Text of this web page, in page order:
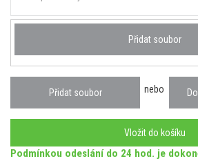
Přidat soubor
Přidat soubor nebo
Vložit do košíku
Podmínkou odeslání do 24 hod. je